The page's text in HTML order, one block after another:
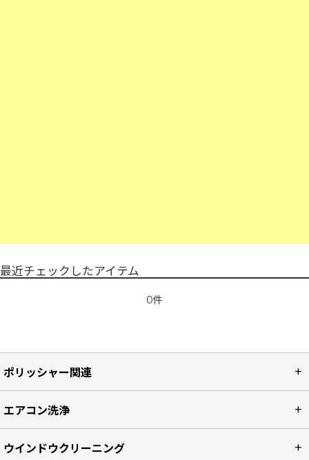
最近チェックしたアイテム
0件
ポリッシャー関連
エアコン洗浄
ウインドウクリーニング